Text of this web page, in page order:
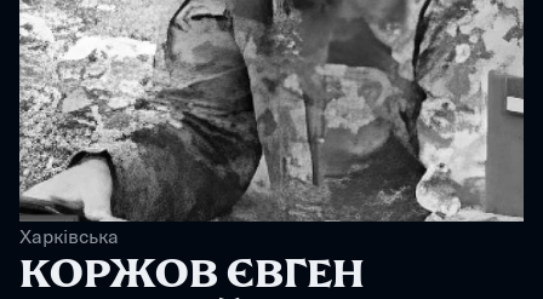
Харківська
КОРЖОВ ЄВГЕН